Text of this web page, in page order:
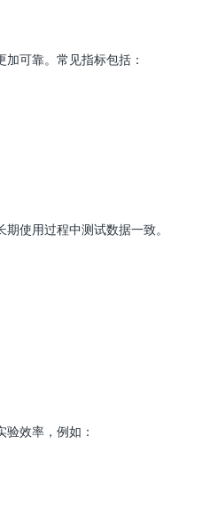
可靠。常见指标包括：
使用过程中测试数据一致。
效率，例如：